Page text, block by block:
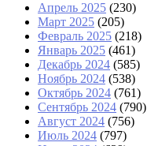
Апрель 2025 (230)
Март 2025 (205)
Февраль 2025 (218)
Январь 2025 (461)
Декабрь 2024 (585)
Ноябрь 2024 (538)
Октябрь 2024 (761)
Сентябрь 2024 (790)
Август 2024 (756)
Июль 2024 (797)